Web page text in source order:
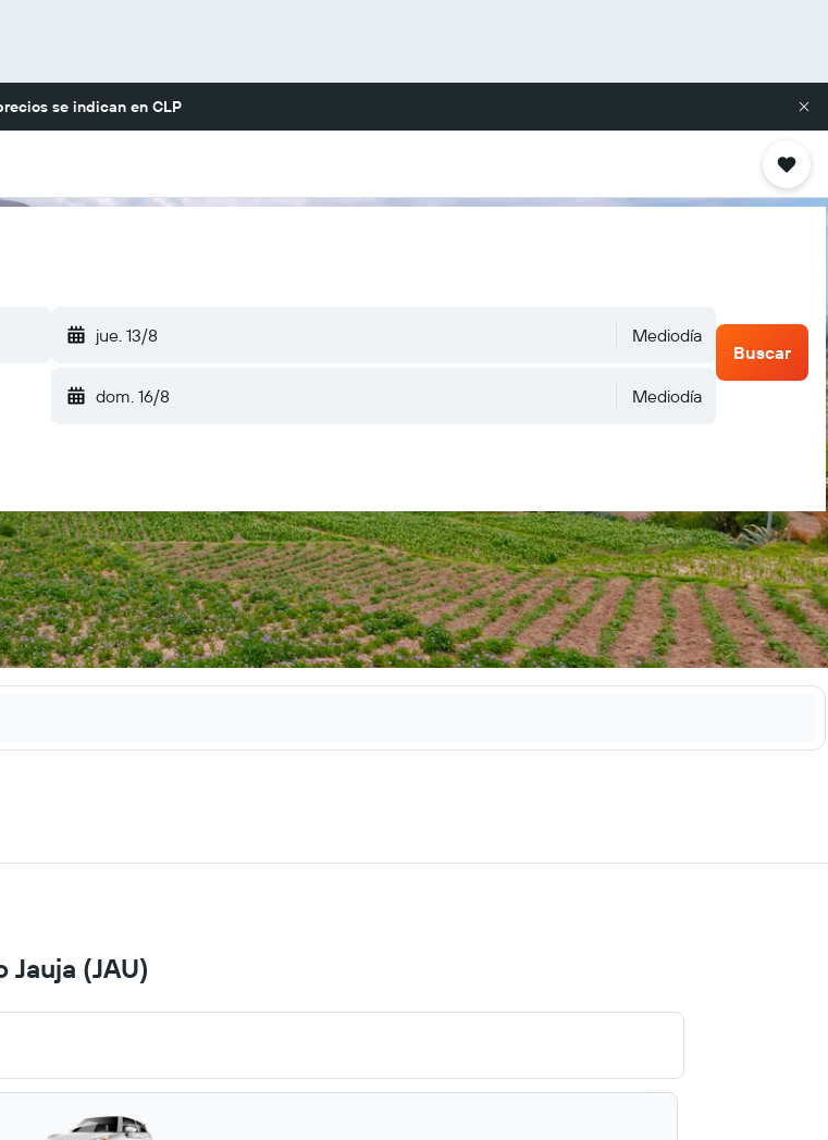
se indican en CLP
jue. 13/8 Mediodía
dom. 16/8 Mediodía
Buscar
(JAU)